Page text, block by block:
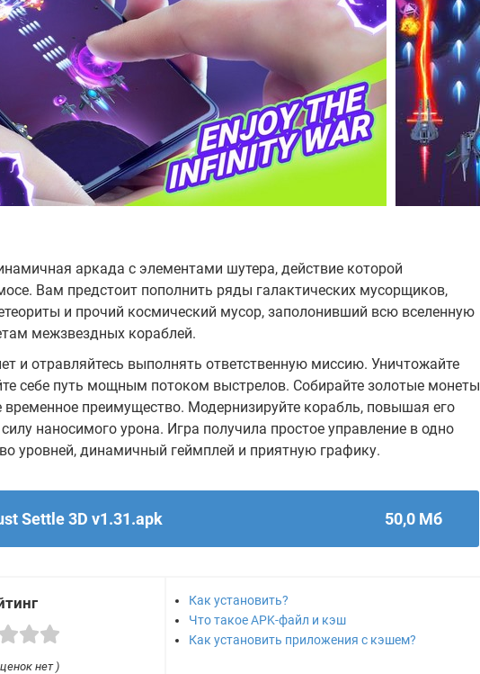
аркада с элементами шутера, действие которой
Вам предстоит пополнить ряды галактических мусорщиков,
и прочий космический мусор, заполонивший всю вселенную
межзвездных кораблей.
и отравляйтесь выполнять ответственную миссию. Уничтожайте
себе путь мощным потоком выстрелов. Собирайте золотые монеты
преимущество. Модернизируйте корабль, повышая его
наносимого урона. Игра получила простое управление в одно
уровней, динамичный геймплей и приятную графику.
Settle 3D v1.31.apk 50,0 Мб
нет )
Как установить?
Что такое APK-файл и кэш
Как установить приложения с кэшем?